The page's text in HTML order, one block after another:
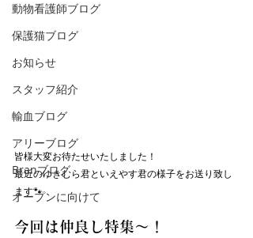
動物看護師ブログ
保護猫ブログ
お知らせ
スタッフ紹介
輸血ブログ
アリーブログ
Branブログ
オープンに向けて
皆様大変お待たせいたしました！
最近のゆきむら君といえやす君の様子をお送り致し
ます🐾
今回は仲良し特集〜！